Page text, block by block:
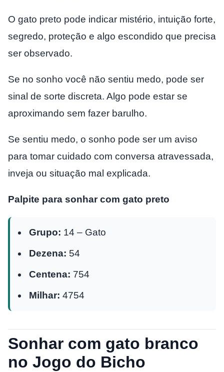
O gato preto pode indicar mistério, intuição forte,
segredo, proteção e algo escondido que precisa
ser observado.
Se no sonho você não sentiu medo, pode ser
sinal de sorte discreta. Algo pode estar se
aproximando sem fazer barulho.
Se sentiu medo, o sonho pode ser um aviso
para tomar cuidado com conversa atravessada,
inveja ou situação mal explicada.
Palpite para sonhar com gato preto
Grupo: 14 – Gato
Dezena: 54
Centena: 754
Milhar: 4754
Sonhar com gato branco
no Jogo do Bicho